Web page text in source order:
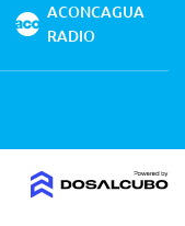
ACONCAGUA
RADIO